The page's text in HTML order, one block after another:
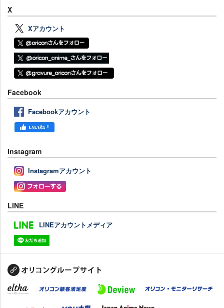
X
Xアカウント
Facebook
Facebookアカウント
Instagram
Instagramアカウント
LINE
LINEアカウントメディア